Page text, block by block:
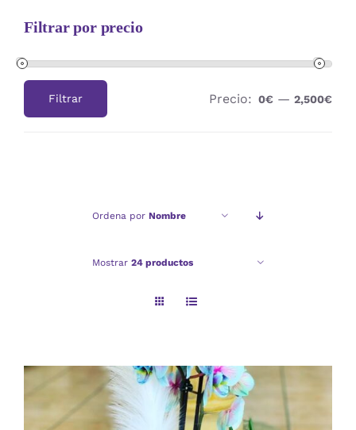
Filtrar por precio
Filtrar Precio: 0€ —2,500€
Ordena por Nombre
Mostrar 24 productos